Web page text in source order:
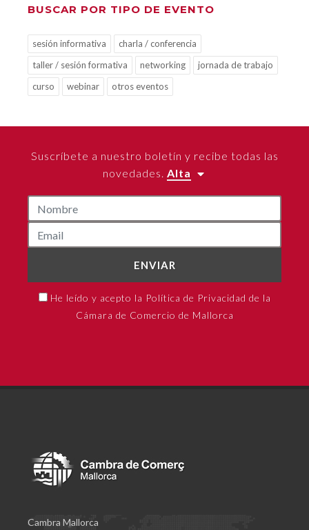
BUSCAR POR TIPO DE EVENTO
sesión informativa
charla / conferencia
taller / sesión formativa
networking
jornada de trabajo
curso
webinar otros eventos
Suscríbete a nuestro boletín y recibe todas las
novedades. Alta
ENVIAR
He leído y acepto la Política de Privacidad de la
Cámara de Comercio de Mallorca
Cambra Mallorca